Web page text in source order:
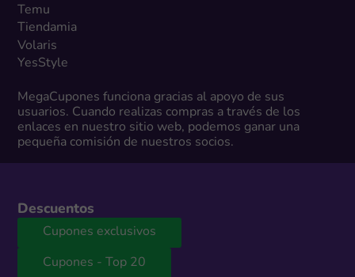
Temu
Tiendamia
Volaris
YesStyle
MegaCupones funciona gracias al apoyo de sus
usuarios. Cuando realizas compras a través de los
enlaces en nuestro sitio web, podemos ganar una
pequeña comisión de nuestros socios.
Descuentos
Cupones exclusivos
Cupones - Top 20